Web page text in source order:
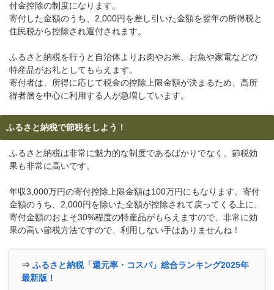
付金控除の制度になります。
寄付した金額のうち、2,000円を差し引いた金額を翌年の所得税と
住民税から控除され還付されます。
ふるさと納税を行うと自治体よりお肉やお米、お魚や家電などの
特産品がお礼としてもらえます。
寄付者は、所得に応じて税金の控除上限金額が決まるため、高所
得者層を中心に利用する人が急増しています。
ふるさと納税で節税をしよう！
ふるさと納税は非常に魅力的な制度であるばかりでなく、節税効
果も非常に高いです。
年収3,000万円の寄付控除上限金額は100万円にもなります。寄付
金額のうち、2,000円を除いた全額が控除されて戻ってくる上に、
寄付金額のおよそ30%程度の特産品がもらえますので、非常に効
果の高い節税方法ですので、利用しない手はありませんね！
⇒ ふるさと納税「還元率・コスパ」総合ランキング2025年
最新版！